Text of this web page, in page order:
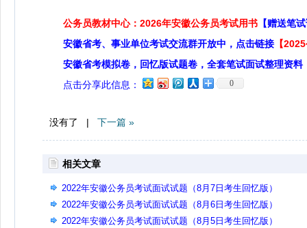
公务员教材中心：2026年安徽公务员考试用书 【赠送笔
安徽省考、事业单位考试交流群开放中，点击链接 【
安徽省考模拟卷，回忆版试题卷，全套笔试面试整理资料
点击分享此信息：
0
没有了 | 下一篇 »
相关文章
2022年安徽公务员考试面试试题（8月7日考生回忆版）
2022年安徽公务员考试面试试题（8月6日考生回忆版）
2022年安徽公务员考试面试试题（8月5日考生回忆版）